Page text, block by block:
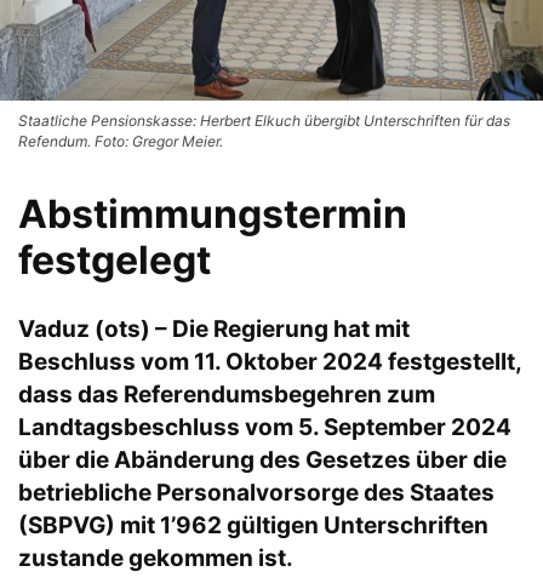
Staatliche Pensionskasse: Herbert Elkuch übergibt Unterschriften für das
Refendum. Foto: Gregor Meier.
Abstimmungstermin
festgelegt
Vaduz (ots) – Die Regierung hat mit
Beschluss vom 11. Oktober 2024 festgestellt,
dass das Referendumsbegehren zum
Landtagsbeschluss vom 5. September 2024
über die Abänderung des Gesetzes über die
betriebliche Personalvorsorge des Staates
(SBPVG) mit 1’962 gültigen Unterschriften
zustande gekommen ist.